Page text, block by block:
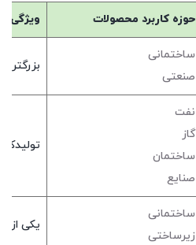
حوزه کاربرد محصولات ویژگی
ساختمانی
صنعتی
نفت
گاز
ساختمان
صنایع
ساختمانی
زیرساختی
یکی از